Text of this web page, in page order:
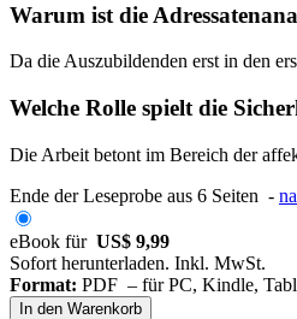
Warum ist die
Da die Auszubildenden erst in den
Welche Rolle spielt die
Die Arbeit betont im Bereich der
Ende der Leseprobe aus 6 Seiten -
eBook für US$ 9,99
Sofort herunterladen. Inkl. MwSt.
Format: PDF – für PC, Kindle,
In den Warenkorb